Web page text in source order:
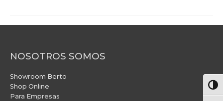
NOSOTROS SOMOS
Showroom Berto
Shop Online
Para Empresas